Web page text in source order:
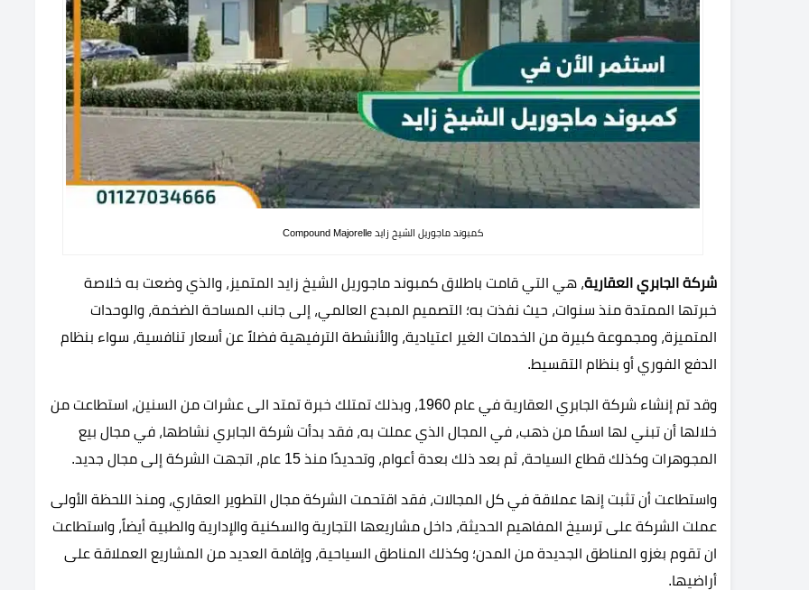
كمبوند ماجوريل الشيخ زايد Compound Majorelle
شركة الجابري العقارية، هي التي قامت باطلاق كمبوند ماجوريل الشيخ زايد المتميز، والذي وضعت به خلاصة
خبرتها الممتدة منذ سنوات، حيث نفذت به؛ التصميم المبدع العالمي، إلى جانب المساحة الضخمة، والوحدات
المتميزة، ومجموعة كبيرة من الخدمات الغير اعتيادية، والأنشطة الترفيهية فضلاً عن أسعار تنافسية، سواء بنظام
الدفع الفوري أو بنظام التقسيط.
وقد تم إنشاء شركة الجابري العقارية في عام 1960، وبذلك تمتلك خبرة تمتد الى عشرات من السنين، استطاعت من
خلالها أن تبني لها اسمًا من ذهب، في المجال الذي عملت به، فقد بدأت شركة الجابري نشاطها، في مجال بيع
المجوهرات وكذلك قطاع السياحة، ثم بعد ذلك بعدة أعوام، وتحديدًا منذ 15 عام، اتجهت الشركة إلى مجال جديد.
واستطاعت أن تثبت إنها عملاقة في كل المجالات، فقد اقتحمت الشركة مجال التطوير العقاري، ومنذ اللحظة الأولى
عملت الشركة على ترسيخ المفاهيم الحديثة، داخل مشاريعها التجارية والسكنية والإدارية والطبية أيضاً، واستطاعت
ان تقوم بغزو المناطق الجديدة من المدن؛ وكذلك المناطق السياحية، وإقامة العديد من المشاريع العملاقة على
أراضيها.